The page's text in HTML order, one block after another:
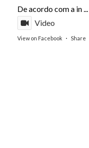
De acordo com a in...
Video
View on Facebook · Share